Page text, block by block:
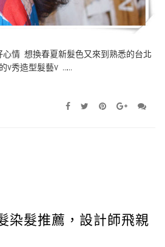
情 想換春夏新髮色又來到熟悉的台北
V秀造型髮藝V ……
染髮推薦，設計師飛親